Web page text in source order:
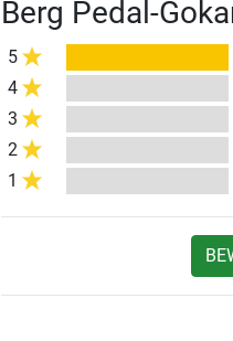
Berg Pedal-
5
4
3
2
1